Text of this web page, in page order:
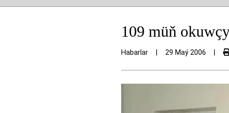
109 müň
Habarlar 29 Maý 2006